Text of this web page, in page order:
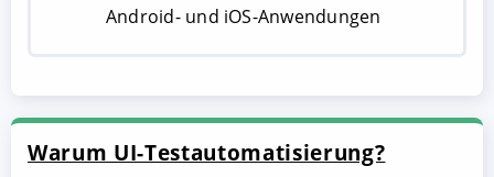
Android- und iOS-Anwendungen
Warum UI-Testautomatisierung?